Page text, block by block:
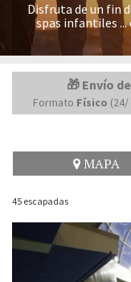
Disfruta de un fin
spas infantiles
🎁 Envío de
Formato Físico
MAPA
45 escapadas